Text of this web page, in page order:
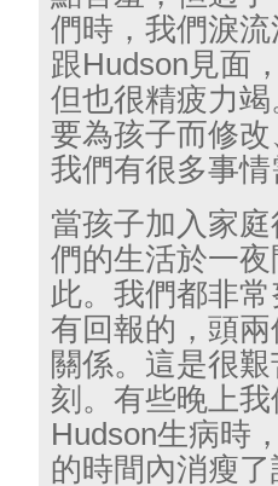
們時，我們淚
跟Hudson 見面
但也很精疲力
要為孩子而修
我們有很多事
當孩子加入家
們的生活於一
此。我們都非
有回報的，頭
關係。這是很
刻。有些晚上
Hudson生病時
的時間內消瘦